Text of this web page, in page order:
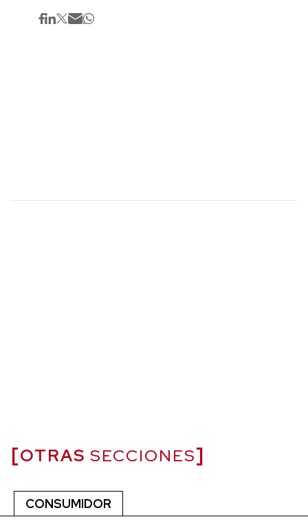
OTRAS SECCIONES
CONSUMIDOR